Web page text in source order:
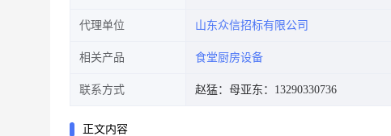
代理单位 山东众信招标有限公司
相关产品 食堂厨房设备
联系方式 赵猛： 母亚东：13290330736
正文内容